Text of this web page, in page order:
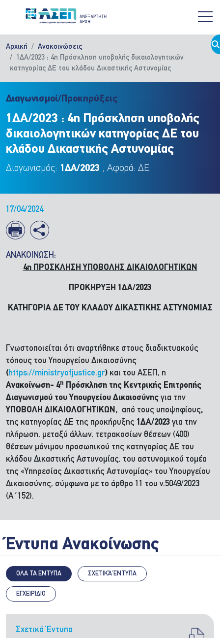
Αρχική
Ανακοινώσεις
1ΔΑ/2023 : 4η Πρόσκληση υποβολής δικαιολογητικών
κατηγορίας ΔΕ του κλάδου Δικαστικής Αστυνομίας
Διαγωνισμοί/Προκηρύξεις
1ΔΑ/2023 : 4η Πρόσκληση υποβολής
δικαιολογητικών κατηγορίας ΔΕ του
κλάδου Δικαστικής Αστυνομίας
Διαγωνισμός: 1ΔΑ/2023 , Αφορά: ΔΕ
17/04/2024
ΑΝΑΚΟΙΝΩΣΗ:
4η ΠΡΟΣΚΛΗΣΗ ΥΠΟΒΟΛΗΣ ΔΙΚΑΙΟΛΟΓΗΤΙΚΩΝ
ΠΡΟΚΗΡΥΞΗ 1ΔΑ/2023
ΚΑΤΗΓΟΡΙΑ ΔΕ ΤΟΥ ΚΛΑΔΟΥ ΔΙΚΑΣΤΙΚΗΣ ΑΣΤΥΝΟΜΙΑΣ
Γνωστοποιείται ότι αναρτήθηκε στους διαδικτυακούς
τόπους του Υπουργείου Δικαιοσύνης
(https://ministryofjustice.gr) και του ΑΣΕΠ, η
Ανακοίνωση- 4η
Πρόσκληση της Κεντρικής Επιτροπής
Διαγωνισμού του Υπουργείου Δικαιοσύνης για την
ΥΠΟΒΟΛΗ ΔΙΚΑΙΟΛΟΓΗΤΙΚΩΝ, από τους υποψηφίους,
της κατηγορίας ΔΕ της προκήρυξης 1ΔΑ/2023 για την
πλήρωση, μεταξύ άλλων, τετρακοσίων θέσεων (400)
θέσεων μόνιμου προσωπικού της κατηγορίας ΔΕ του
κλάδου Δικαστικής Αστυνομίας, του αστυνομικού τομέα
της «Υπηρεσίας Δικαστικής Αστυνομίας» του Υπουργείου
Δικαιοσύνης, σύμφωνα με το άρθρο 11 του ν.5049/2023
(Α΄152).
Έντυπα Ανακοίνωσης
ΟΛΑ ΤΑ ΕΝΤΥΠΑ ΣΧΕΤΙΚΆ ΈΝΤΥΠΑ
ΕΓΧΕΙΡΊΔΙΟ
Σχετικά Έντυπα